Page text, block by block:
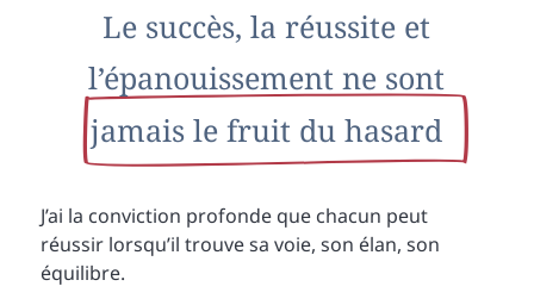
Le succès, la réussite et
l’épanouissement ne sont
jamais le fruit du hasard
J’ai la conviction profonde que chacun peut
réussir lorsqu’il trouve sa voie, son élan, son
équilibre.